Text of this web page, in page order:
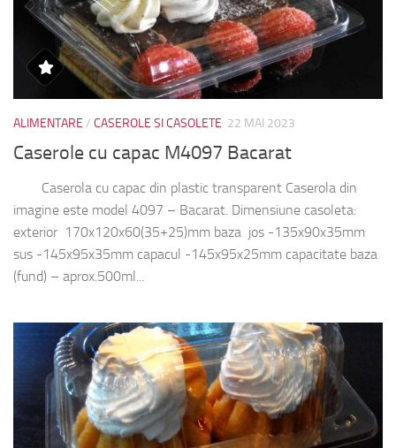
ALIMENTARE / CASEROLE SI CASOLETE 22 MAI 2023
Caserole cu capac M4097 Bacarat
Caserola cu capac din plastic transparent Caserola din
imagine este model 4097 – Bacarat. Dimensiune casoleta:
exterior 170x120x60(35+25)mm baza jos -135x90x35mm
sus -145x95x35mm capacul -145x95x25mm capacitate baza
(fund) – aprox.500ml...